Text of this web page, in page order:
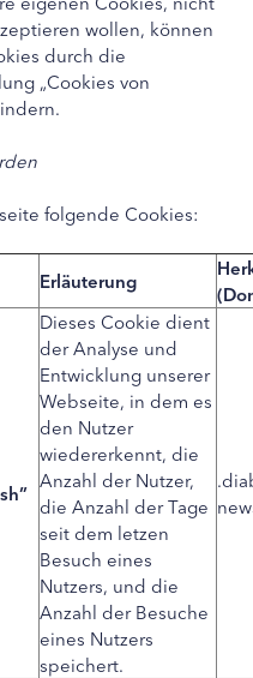
wollen, können
durch die
„Cookies von
folgende Cookies:
Erläuterung
Dieses Cookie dient
der Analyse und
Entwicklung unserer
Webseite, in dem es
den Nutzer
wiedererkennt, die
Anzahl der Nutzer,
die Anzahl der Tage
seit dem letzen
Besuch eines
Nutzers, und die
Anzahl der Besuche
eines Nutzers
speichert.